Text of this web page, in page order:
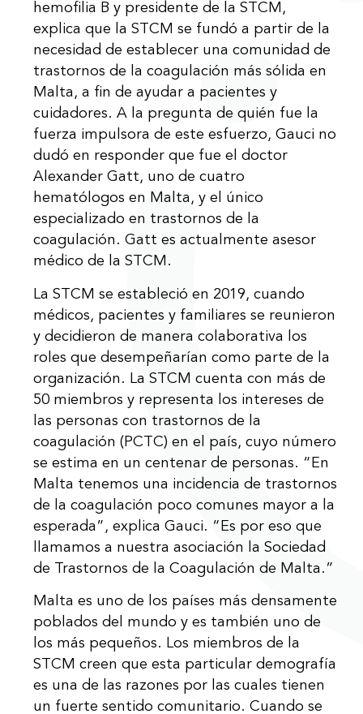
hemofilia B y presidente de la STCM,
explica que la STCM se fundó a partir de la
necesidad de establecer una comunidad de
trastornos de la coagulación más sólida en
Malta, a fin de ayudar a pacientes y
cuidadores. A la pregunta de quién fue la
fuerza impulsora de este esfuerzo, Gauci no
dudó en responder que fue el doctor
Alexander Gatt, uno de cuatro
hematólogos en Malta, y el único
especializado en trastornos de la
coagulación. Gatt es actualmente asesor
médico de la STCM.
La STCM se estableció en 2019, cuando
médicos, pacientes y familiares se reunieron
y decidieron de manera colaborativa los
roles que desempeñarían como parte de la
organización. La STCM cuenta con más de
50 miembros y representa los intereses de
las personas con trastornos de la
coagulación (PCTC) en el país, cuyo número
se estima en un centenar de personas. “En
Malta tenemos una incidencia de trastornos
de la coagulación poco comunes mayor a la
esperada”, explica Gauci. “Es por eso que
llamamos a nuestra asociación la Sociedad
de Trastornos de la Coagulación de Malta.”
Malta es uno de los países más densamente
poblados del mundo y es también uno de
los más pequeños. Los miembros de la
STCM creen que esta particular demografía
es una de las razones por las cuales tienen
un fuerte sentido comunitario. Cuando se